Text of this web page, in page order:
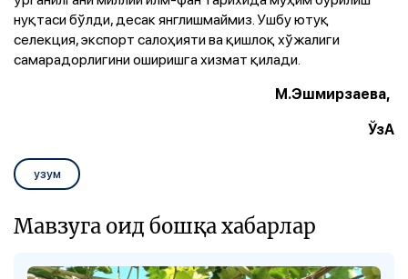
нуқтаси бўлди, десак янглишмаймиз. Ушбу ютуқ
селекция, экспорт салоҳияти ва қишлоқ хўжалиги
самарадорлигини оширишга хизмат қилади.
М.Эшмирзаева,
ЎзА
узум
Мавзуга оид бошқа хабарлар